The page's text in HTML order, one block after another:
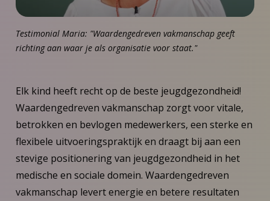
Testimonial Maria: "Waardengedreven vakmanschap geeft
richting aan waar je als organisatie voor staat."
Elk kind heeft recht op de beste jeugdgezondheid!
Waardengedreven vakmanschap zorgt voor vitale,
betrokken en bevlogen medewerkers, een sterke en
flexibele uitvoeringspraktijk en draagt bij aan een
stevige positionering van jeugdgezondheid in het
medische en sociale domein. Waardengedreven
vakmanschap levert energie en betere resultaten